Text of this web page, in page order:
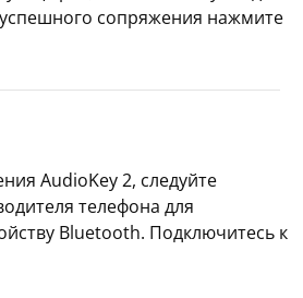
сопряжения нажмите
AudioKey 2, следуйте
телефона для
Bluetooth. Подключитесь к